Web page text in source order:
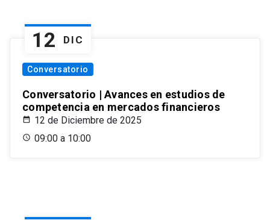
12 DIC
Conversatorio
Conversatorio | Avances en estudios de
competencia en mercados financieros
12 de Diciembre de 2025
09:00 a 10:00